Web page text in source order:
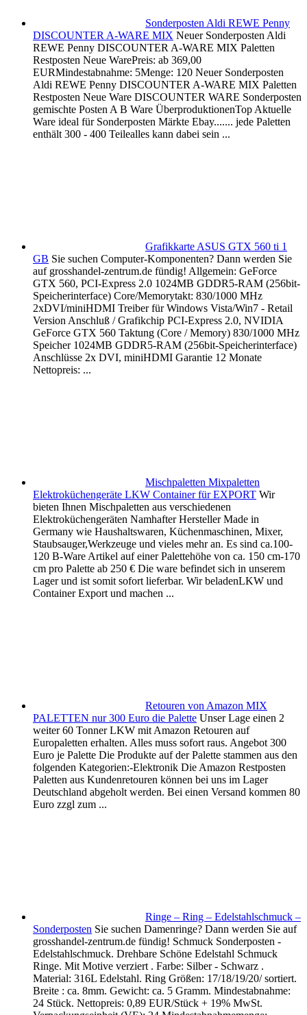
Sonderposten Aldi REWE Penny
DISCOUNTER A-WARE MIX Neuer Sonderposten Aldi
REWE Penny DISCOUNTER A-WARE MIX Paletten
Restposten Neue WarePreis: ab 369,00
EURMindestabnahme: 5Menge: 120 Neuer Sonderposten
Aldi REWE Penny DISCOUNTER A-WARE MIX Paletten
Restposten Neue Ware DISCOUNTER WARE Sonderposten
gemischte Posten A B Ware ÜberproduktionenTop Aktuelle
Ware ideal für Sonderposten Märkte Ebay....... jede Paletten
enthält 300 - 400 Teilealles kann dabei sein ...
Grafikkarte ASUS GTX 560 ti 1
GB Sie suchen Computer-Komponenten? Dann werden Sie
auf grosshandel-zentrum.de fündig! Allgemein: GeForce
GTX 560, PCI-Express 2.0 1024MB GDDR5-RAM (256bit-
Speicherinterface) Core/Memorytakt: 830/1000 MHz
2xDVI/miniHDMI Treiber für Windows Vista/Win7 - Retail
Version Anschluß / Grafikchip PCI-Express 2.0, NVIDIA
GeForce GTX 560 Taktung (Core / Memory) 830/1000 MHz
Speicher 1024MB GDDR5-RAM (256bit-Speicherinterface)
Anschlüsse 2x DVI, miniHDMI Garantie 12 Monate
Nettopreis: ...
Mischpaletten Mixpaletten
Elektroküchengeräte LKW Container für EXPORT Wir
bieten Ihnen Mischpaletten aus verschiedenen
Elektroküchengeräten Namhafter Hersteller Made in
Germany wie Haushaltswaren, Küchenmaschinen, Mixer,
Staubsauger,Werkzeuge und vieles mehr an. Es sind ca.100-
120 B-Ware Artikel auf einer Palettehöhe von ca. 150 cm-170
cm pro Palette ab 250 € Die ware befindet sich in unserem
Lager und ist somit sofort lieferbar. Wir beladenLKW und
Container Export und machen ...
Retouren von Amazon MIX
PALETTEN nur 300 Euro die Palette Unser Lage einen 2
weiter 60 Tonner LKW mit Amazon Retouren auf
Europaletten erhalten. Alles muss sofort raus. Angebot 300
Euro je Palette Die Produkte auf der Palette stammen aus den
folgenden Kategorien:-Elektronik Die Amazon Restposten
Paletten aus Kundenretouren können bei uns im Lager
Deutschland abgeholt werden. Bei einen Versand kommen 80
Euro zzgl zum ...
Ringe – Ring – Edelstahlschmuck –
Sonderposten Sie suchen Damenringe? Dann werden Sie auf
grosshandel-zentrum.de fündig! Schmuck Sonderposten -
Edelstahlschmuck. Drehbare Schöne Edelstahl Schmuck
Ringe. Mit Motive verziert . Farbe: Silber - Schwarz .
Material: 316L Edelstahl. Ring Größen: 17/18/19/20/ sortiert.
Breite : ca. 8mm. Gewicht: ca. 5 Gramm. Mindestabnahme:
24 Stück. Nettopreis: 0,89 EUR/Stück + 19% MwSt.